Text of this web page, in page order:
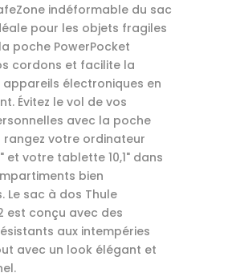
indéformable du sac
pour les objets fragiles
poche PowerPocket
cordons et facilite la
électroniques en
Évitez le vol de vos
avec la poche
rangez votre ordinateur
et votre tablette 10,1" dans
bien
Le sac à dos Thule
est conçu avec des
aux intempéries
avec un look élégant et